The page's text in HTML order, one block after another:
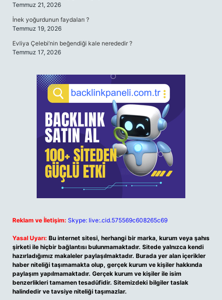
Temmuz 21, 2026
İnek yoğurdunun faydaları ?
Temmuz 19, 2026
Evliya Çelebi’nin beğendiği kale nerededir ?
Temmuz 17, 2026
Reklam ve İletişim: Skype: live:.cid.575569c608265c69
Yasal Uyarı: Bu internet sitesi, herhangi bir marka, kurum veya şahıs
şirketi ile hiçbir bağlantısı bulunmamaktadır. Sitede yalnızca kendi
hazırladığımız makaleler paylaşılmaktadır. Burada yer alan içerikler
haber niteliği taşımamakta olup, gerçek kurum ve kişiler hakkında
paylaşım yapılmamaktadır. Gerçek kurum ve kişiler ile isim
benzerlikleri tamamen tesadüfidir. Sitemizdeki bilgiler taslak
halindedir ve tavsiye niteliği taşımazlar.